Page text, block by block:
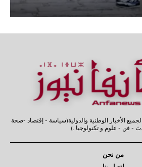
الأخبار الوطنية والدولية(سياسة - إقتصاد -صحة
- فن - علوم و تكنولوجيا .)
من نحن